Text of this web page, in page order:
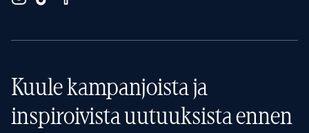
Kuule kampanjoista ja
inspiroivista uutuuksista ennen